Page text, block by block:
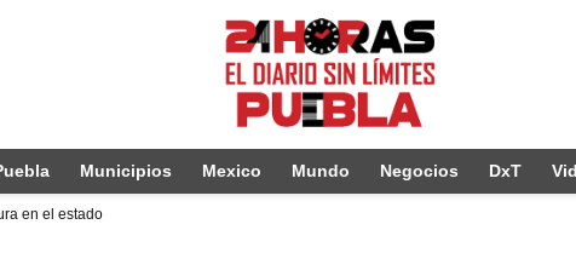
Municipios Mexico Mundo Negocios DxT
en el estado